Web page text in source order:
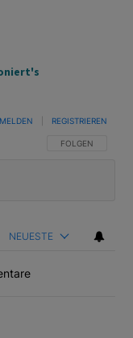
FOLGE DIESER
FOLGEN
REGISTRIEREN
NEUESTE